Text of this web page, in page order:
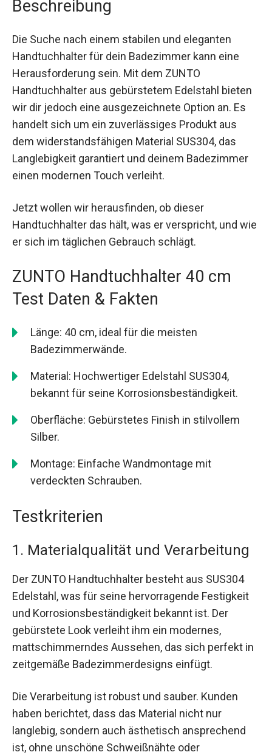
Beschreibung
Die Suche nach einem stabilen und eleganten
Handtuchhalter für dein Badezimmer kann eine
Herausforderung sein. Mit dem ZUNTO
Handtuchhalter aus gebürstetem Edelstahl bieten
wir dir jedoch eine ausgezeichnete Option an. Es
handelt sich um ein zuverlässiges Produkt aus
dem widerstandsfähigen Material SUS304, das
Langlebigkeit garantiert und deinem Badezimmer
einen modernen Touch verleiht.
Jetzt wollen wir herausfinden, ob dieser
Handtuchhalter das hält, was er verspricht, und wie
er sich im täglichen Gebrauch schlägt.
ZUNTO Handtuchhalter 40 cm
Test Daten & Fakten
Länge: 40 cm, ideal für die meisten
Badezimmerwände.
Material: Hochwertiger Edelstahl SUS304,
bekannt für seine Korrosionsbeständigkeit.
Oberfläche: Gebürstetes Finish in stilvollem
Silber.
Montage: Einfache Wandmontage mit
verdeckten Schrauben.
Testkriterien
1. Materialqualität und Verarbeitung
Der ZUNTO Handtuchhalter besteht aus SUS304
Edelstahl, was für seine hervorragende Festigkeit
und Korrosionsbeständigkeit bekannt ist. Der
gebürstete Look verleiht ihm ein modernes,
mattschimmerndes Aussehen, das sich perfekt in
zeitgemäße Badezimmerdesigns einfügt.
Die Verarbeitung ist robust und sauber. Kunden
haben berichtet, dass das Material nicht nur
langlebig, sondern auch ästhetisch ansprechend
ist, ohne unschöne Schweißnähte oder